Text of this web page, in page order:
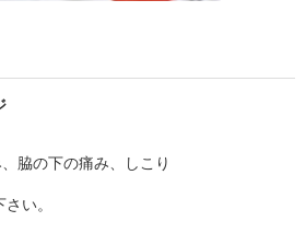
脇の下の痛み、しこり
い。